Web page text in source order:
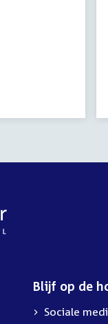
Blijf op de
Sociale